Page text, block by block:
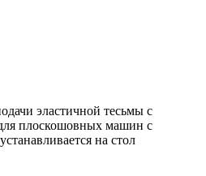
эластичной тесьмы с
плоскошовных машин с
на стол